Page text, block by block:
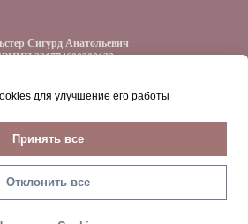
для улучшение его работы
Принять все
Отклонить все
Сигурд Анатольевич
321774600300132
Наверх